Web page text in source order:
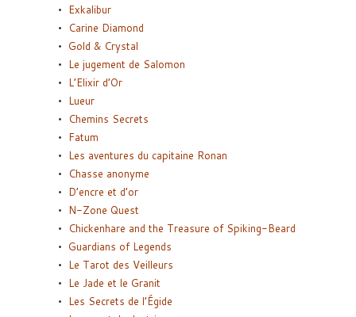
Exkalibur
Carine Diamond
Gold & Crystal
Le jugement de Salomon
L’Elixir d’Or
Lueur
Chemins Secrets
Fatum
Les aventures du capitaine Ronan
Chasse anonyme
D’encre et d’or
N-Zone Quest
Chickenhare and the Treasure of Spiking-Beard
Guardians of Legends
Le Tarot des Veilleurs
Le Jade et le Granit
Les Secrets de l’Égide